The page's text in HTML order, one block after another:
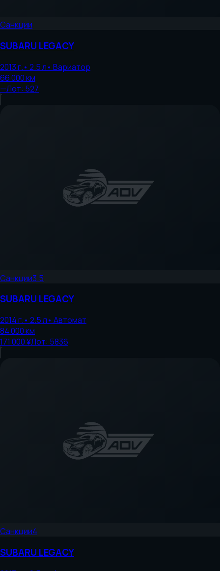
Санкции
SUBARU LEGACY
2013г.• 2.5л• Вариатор
66 000км
—Лот: 527
Санкции3.5
SUBARU LEGACY
2014г.• 2.5л• Автомат
84 000км
171 000 ¥Лот: 5836
Санкции4
SUBARU LEGACY